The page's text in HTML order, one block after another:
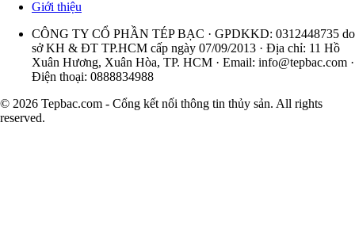
Giới thiệu
CÔNG TY CỔ PHẦN TÉP BẠC · GPDKKD: 0312448735 do
sở KH & ĐT TP.HCM cấp ngày 07/09/2013 · Địa chỉ: 11 Hồ
Xuân Hương, Xuân Hòa, TP. HCM · Email: info@tepbac.com ·
Điện thoại: 0888834988
© 2026 Tepbac.com - Cổng kết nối thông tin thủy sản. All rights
reserved.